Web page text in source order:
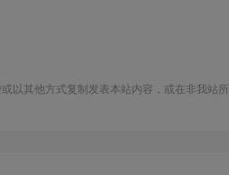
以其他方式复制发表本站内容，或在非我站所